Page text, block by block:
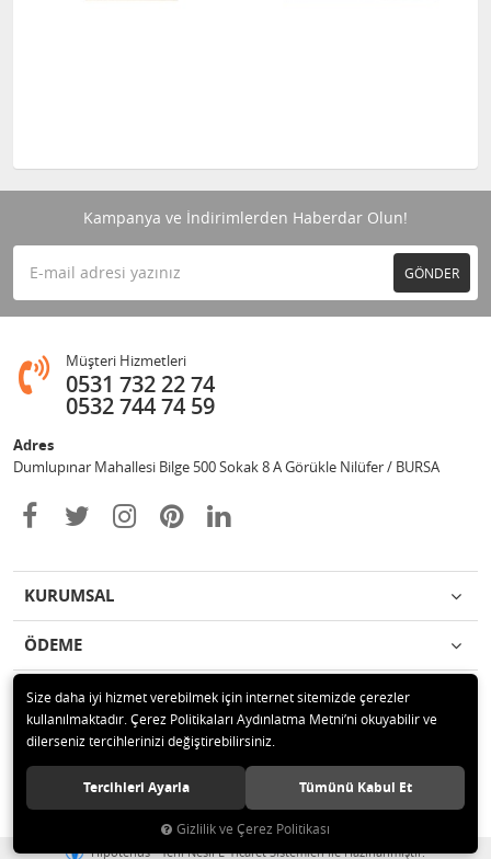
Kampanya ve İndirimlerden Haberdar Olun!
GÖNDER
Müşteri Hizmetleri
0531 732 22 74
0532 744 74 59
Adres
Dumlupınar Mahallesi Bilge 500 Sokak 8 A Görükle Nilüfer / BURSA
KURUMSAL
ÖDEME
İLETİŞİM
© 2020 MAG OTOMOTİV Tüm hakları saklıdır.
Hipotenüs Yeni Nesil E-Ticaret Sistemleri ile Hazırlanmıştır.
Size daha iyi hizmet verebilmek için internet sitemizde çerezler
kullanılmaktadır. Çerez Politikaları Aydınlatma Metni’ni okuyabilir ve
dilerseniz tercihlerinizi değiştirebilirsiniz.
Tercihleri Ayarla Tümünü Kabul Et
Gizlilik ve Çerez Politikası